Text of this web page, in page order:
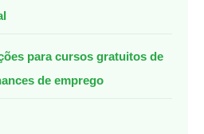
para cursos gratuitos de
de emprego